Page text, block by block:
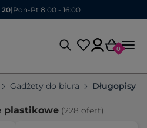
20| Pon-Pt 8:00 - 16:00
0
Gadżety do biura Długopisy
plastikowe (228 ofert)